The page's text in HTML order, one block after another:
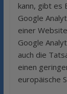
kann, gibt es
Google
einer
Google
auch die
einen
europäische